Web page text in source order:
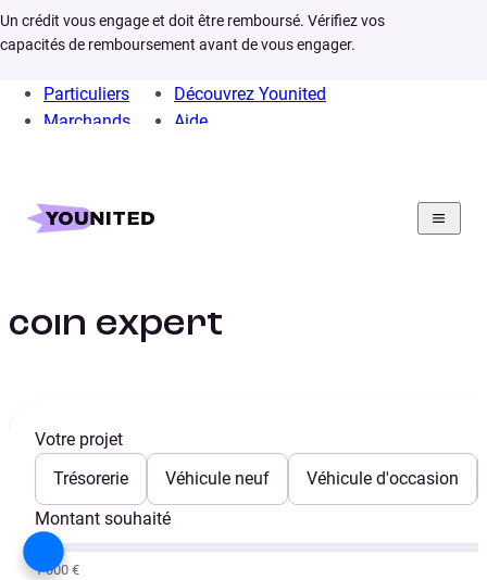
Un crédit vous engage et doit être remboursé. Vérifiez vos
capacités de remboursement avant de vous engager.
Particuliers
Marchands
Découvrez Younited
Aide
Home Infos
coin expert
Votre projet
Trésorerie
Véhicule neuf
Véhicule d'occasion
Montant souhaité
1 000 €